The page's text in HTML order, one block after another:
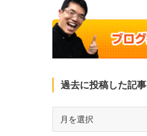
過去に投稿した記事